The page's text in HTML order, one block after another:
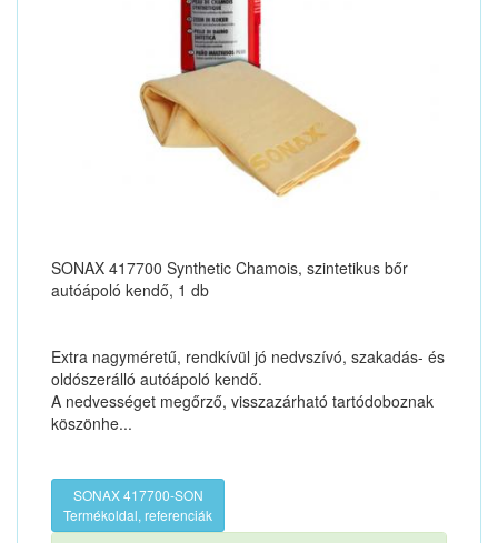
SONAX 417700 Synthetic Chamois, szintetikus bőr
autóápoló kendő, 1 db
Extra nagyméretű, rendkívül jó nedvszívó, szakadás- és
oldószerálló autóápoló kendő.
A nedvességet megőrző, visszazárható tartódoboznak
köszönhe...
SONAX 417700-SON
Termékoldal, referenciák